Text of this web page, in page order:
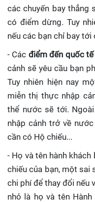
các chuyến bay thẳng
có điểm dừng. Tuy
nếu các bạn chỉ bay
- Các điểm đến quốc tế
cảnh sẽ yêu cầu bạn
Tuy nhiên hiện nay
miễn thị thực nhập
thể nước sẽ tới.
nhập cảnh trở về
cần có Hộ chiếu...
- Họ và tên hành
chiếu của bạn, một sai
chi phí để thay đổi nếu
nhỏ là họ và tên